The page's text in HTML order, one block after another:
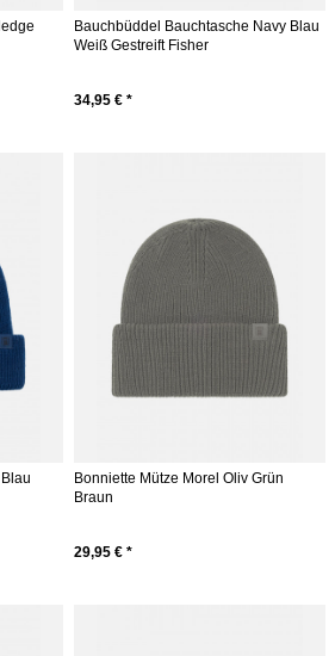
Bauchbüddel Bauchtasche Navy Blau
Weiß Gestreift Fisher
34,95 € *
Bonniette Mütze Morel Oliv Grün
Braun
29,95 € *